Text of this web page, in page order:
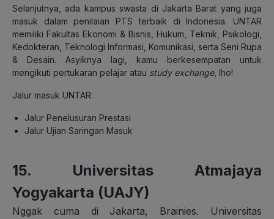
Selanjutnya, ada kampus swasta di Jakarta Barat yang juga
masuk dalam penilaian PTS terbaik di Indonesia. UNTAR
memiliki Fakultas Ekonomi & Bisnis, Hukum, Teknik, Psikologi,
Kedokteran, Teknologi Informasi, Komunikasi, serta Seni Rupa
& Desain. Asyiknya lagi, kamu berkesempatan untuk
mengikuti pertukaran pelajar atau study exchange, lho!
Jalur masuk UNTAR:
Jalur Penelusuran Prestasi
Jalur Ujian Saringan Masuk
15. Universitas Atmajaya
Yogyakarta (UAJY)
Nggak cuma di Jakarta, Brainies. Universitas